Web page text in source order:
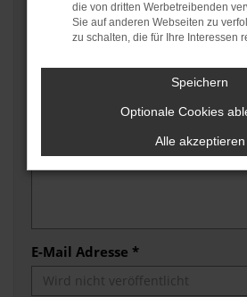
Ihre Meinung *
E-Mail Adresse *
die von dritten Werbetreibenden
Sie auf anderen Webseiten zu
zu schalten, die für Ihre Interessen
Speichern
Optionale Cookies
Alle akzeptieren